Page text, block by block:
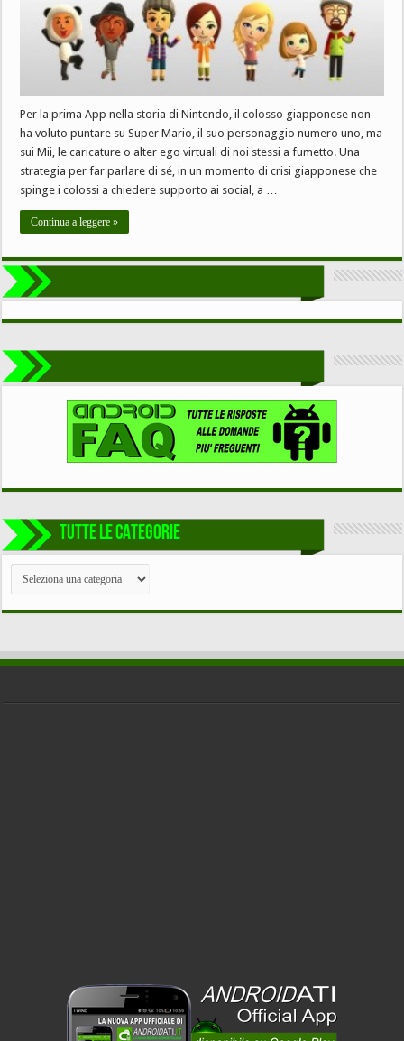
Per la prima App nella storia di Nintendo, il colosso giapponese non
ha voluto puntare su Super Mario, il suo personaggio numero uno, ma
sui Mii, le caricature o alter ego virtuali di noi stessi a fumetto. Una
strategia per far parlare di sé, in un momento di crisi giapponese che
spinge i colossi a chiedere supporto ai social, a …
Continua a leggere »
TUTTE LE CATEGORIE
TUTTE
CATEGORIE